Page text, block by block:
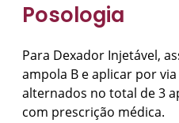
Posologia
Para Dexador Injetável,
ampola B e aplicar por
alternados no total de 3
com prescrição médica.